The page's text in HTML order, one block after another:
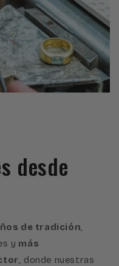
desde
de tradición,
y más
, donde nuestras